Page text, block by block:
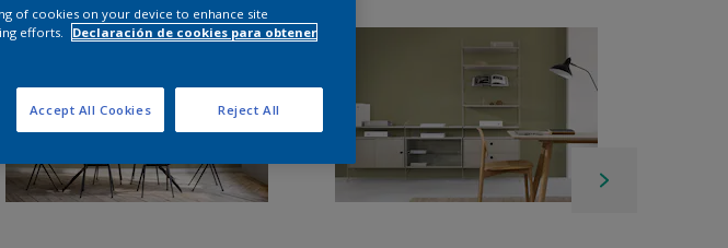
of cookies on your device to enhance site
efforts.
Declaración de cookies para obtener
Reject All
Accept All Cookies